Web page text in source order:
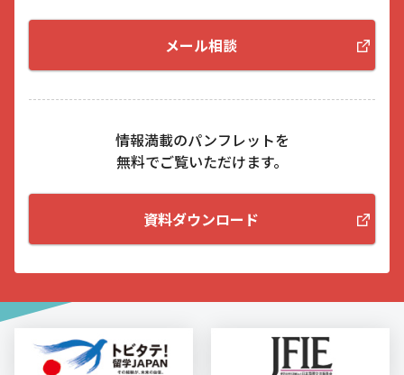
メール相談
情報満載のパンフレットを
無料でご覧いただけます。
資料ダウンロード